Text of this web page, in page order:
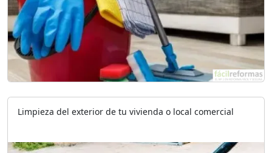
Limpieza del exterior de tu vivienda o local comercial